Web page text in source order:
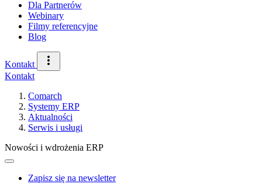
Dla Partnerów
Webinary
Filmy referencyjne
Blog
Kontakt
Kontakt
Comarch
Systemy ERP
Aktualności
Serwis i usługi
Nowości i wdrożenia ERP
Zapisz się na newsletter